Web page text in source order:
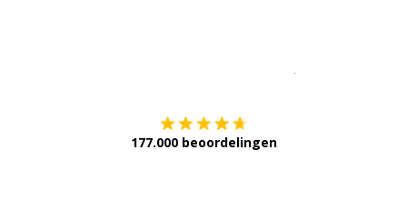
177.000 beoordelingen